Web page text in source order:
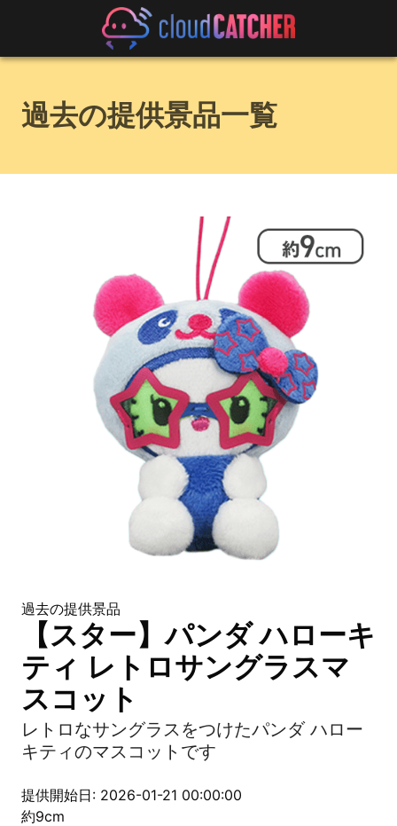
過去の提供景品一覧
過去の提供景品
【スター】パンダ ハローキ
ティ レトロサングラスマ
スコット
レトロなサングラスをつけたパンダ ハロー
キティのマスコットです
提供開始日: 2026-01-21 00:00:00
約9cm